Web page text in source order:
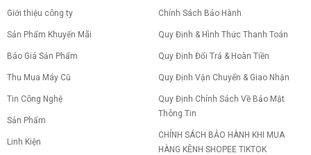
Giới thiệu công ty
Sản Phẩm Khuyến Mãi
Báo Giá Sản Phẩm
Thu Mua Máy Cũ
Tin Công Nghệ
Sản Phẩm
Linh Kiện
Chính Sách Bảo Hành
Quy Định & Hình Thức Thanh Toán
Quy Định Đổi Trả & Hoàn Tiền
Quy Định Vận Chuyển & Giao Nhận
Quy Định Chính Sách Về Bảo Mật
Thông Tin
CHÍNH SÁCH BẢO HÀNH KHI MUA
HÀNG KÊNH SHOPEE TIKTOK